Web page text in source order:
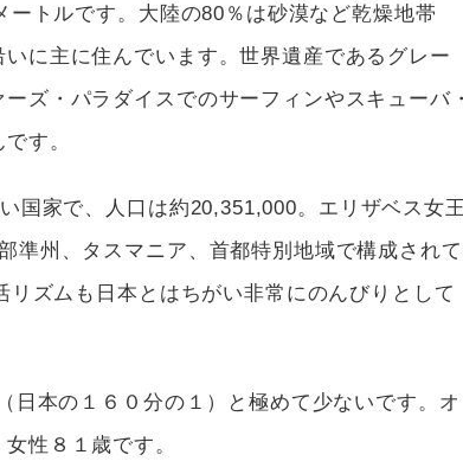
トルです。大陸の80％は砂漠など乾燥地帯
に主に住んでいます。世界遺産であるグレー
ズ・パラダイスでのサーフィンやスキューバ
す。
国家で、人口は約20,351,000。エリザベス女
準州、タスマニア、首都特別地域で構成されて
ズムも日本とはちがい非常にのんびりとして
日本の１６０分の１）と極めて少ないです。オ
性８１歳です。